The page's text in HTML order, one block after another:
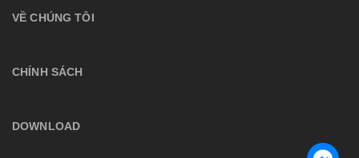
VỀ CHÚNG TÔI
CHÍNH SÁCH
DOWNLOAD